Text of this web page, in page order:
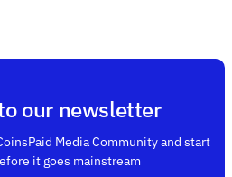
our newsletter
Media Community and start
it goes mainstream